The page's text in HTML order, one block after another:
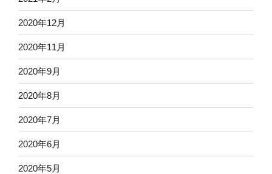
2020年12月
2020年11月
2020年9月
2020年8月
2020年7月
2020年6月
2020年5月